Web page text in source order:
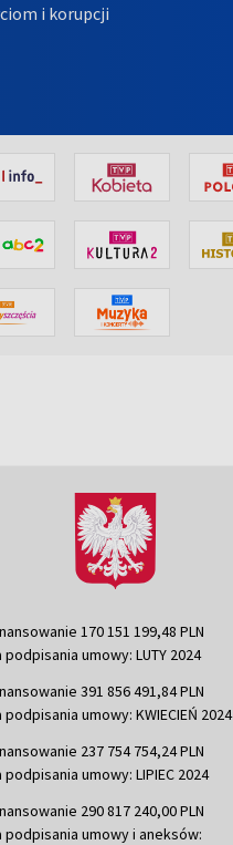
i korupcji
170 151 199,48 PLN
podpisania umowy: LUTY 2024
391 856 491,84 PLN
podpisania umowy: KWIECIEŃ 2024
237 754 754,24 PLN
podpisania umowy: LIPIEC 2024
290 817 240,00 PLN
podpisania umowy i aneksów: